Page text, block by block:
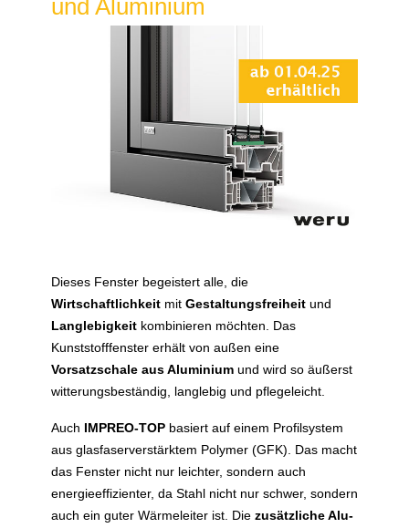
und Aluminium
Dieses Fenster begeistert alle, die
Wirtschaftlichkeit mit Gestaltungsfreiheit und
Langlebigkeit kombinieren möchten. Das
Kunststofffenster erhält von außen eine
Vorsatzschale aus Aluminium und wird so äußerst
witterungsbeständig, langlebig und pflegeleicht.
Auch IMPREO-TOP basiert auf einem Profilsystem
aus glasfaserverstärktem Polymer (GFK). Das macht
das Fenster nicht nur leichter, sondern auch
energieeffizienter, da Stahl nicht nur schwer, sondern
auch ein guter Wärmeleiter ist. Die zusätzliche Alu-